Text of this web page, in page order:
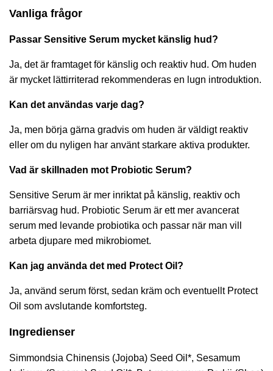
Vanliga frågor
Passar Sensitive Serum mycket känslig hud?
Ja, det är framtaget för känslig och reaktiv hud. Om huden
är mycket lättirriterad rekommenderas en lugn introduktion.
Kan det användas varje dag?
Ja, men börja gärna gradvis om huden är väldigt reaktiv
eller om du nyligen har använt starkare aktiva produkter.
Vad är skillnaden mot Probiotic Serum?
Sensitive Serum är mer inriktat på känslig, reaktiv och
barriärsvag hud. Probiotic Serum är ett mer avancerat
serum med levande probiotika och passar när man vill
arbeta djupare med mikrobiomet.
Kan jag använda det med Protect Oil?
Ja, använd serum först, sedan kräm och eventuellt Protect
Oil som avslutande komfortsteg.
Ingredienser
Simmondsia Chinensis (Jojoba) Seed Oil*, Sesamum